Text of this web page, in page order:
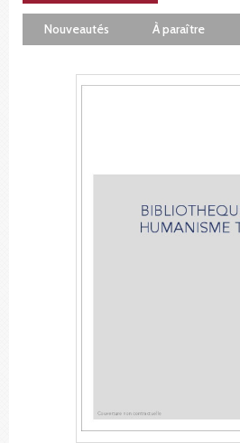
Nouveautés À paraître